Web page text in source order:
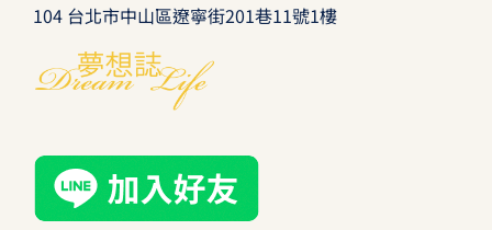
104 台北市中山區遼寧街201巷11號1樓